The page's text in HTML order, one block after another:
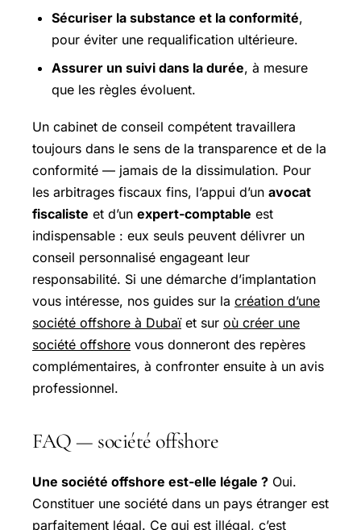
Sécuriser la substance et la conformité,
pour éviter une requalification ultérieure.
Assurer un suivi dans la durée, à mesure
que les règles évoluent.
Un cabinet de conseil compétent travaillera
toujours dans le sens de la transparence et de la
conformité — jamais de la dissimulation. Pour
les arbitrages fiscaux fins, l’appui d’un avocat
fiscaliste et d’un expert-comptable est
indispensable : eux seuls peuvent délivrer un
conseil personnalisé engageant leur
responsabilité. Si une démarche d’implantation
vous intéresse, nos guides sur la création d’une
société offshore à Dubaïet sur où créer une
société offshore vous donneront des repères
complémentaires, à confronter ensuite à un avis
professionnel.
FAQ — société offshore
Une société offshore est-elle légale ? Oui.
Constituer une société dans un pays étranger est
parfaitement légal. Ce qui est illégal, c’est